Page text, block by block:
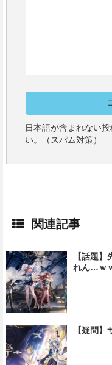
日本語が含まれない
い。（スパム対策）
関連記事
【話題
れん…ｗ
【疑問